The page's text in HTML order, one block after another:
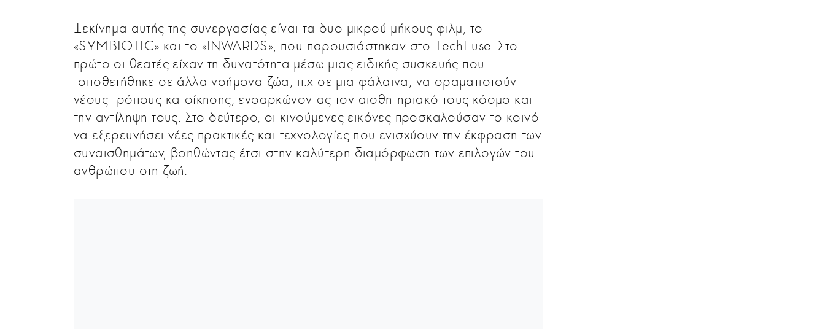
Ξεκίνημα αυτής της συνεργασίας είναι τα δυο μικρού μήκους φιλμ, το
«SYMBIOTIC» και το «ΙΝWARDS», που παρουσιάστηκαν στο TechFuse. Στο
πρώτο οι θεατές είχαν τη δυνατότητα μέσω μιας ειδικής συσκευής που
τοποθετήθηκε σε άλλα νοήμονα ζώα, π.χ σε μια φάλαινα, να οραματιστούν
νέους τρόπους κατοίκησης, ενσαρκώνοντας τον αισθητηριακό τους κόσμο και
την αντίληψη τους. Στο δεύτερο, οι κινούμενες εικόνες προσκαλούσαν το κοινό
να εξερευνήσει νέες πρακτικές και τεχνολογίες που ενισχύουν την έκφραση των
συναισθημάτων, βοηθώντας έτσι στην καλύτερη διαμόρφωση των επιλογών του
ανθρώπου στη ζωή.